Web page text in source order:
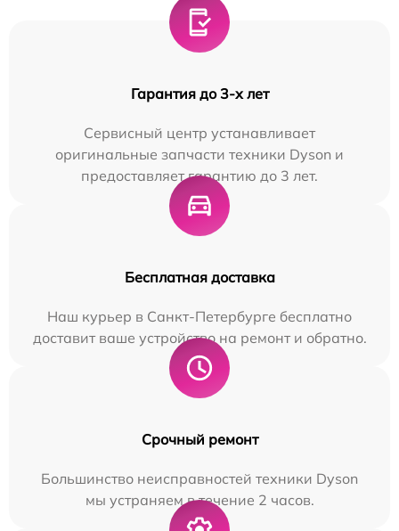
Гарантия до 3-х лет
Сервисный центр устанавливает
оригинальные запчасти техники Dyson и
предоставляет гарантию до 3 лет.
Бесплатная доставка
Наш курьер в Санкт-Петербурге бесплатно
доставит ваше устройство на ремонт и обратно.
Срочный ремонт
Большинство неисправностей техники Dyson
мы устраняем в течение 2 часов.